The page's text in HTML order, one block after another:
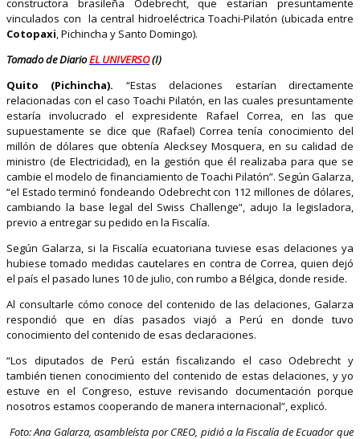
constructora brasileña Odebrecht, que estarían presuntamente
vinculados con la central hidroeléctrica Toachi-Pilatón (ubicada entre
Cotopaxi, Pichincha y Santo Domingo).
Tomado de DiarioEL UNIVERSO(I)
Quito (Pichincha). “Estas delaciones estarían directamente
relacionadas con el caso Toachi Pilatón, en las cuales presuntamente
estaría involucrado el expresidente Rafael Correa, en las que
supuestamente se dice que (Rafael) Correa tenía conocimiento del
millón de dólares que obtenía Alecksey Mosquera, en su calidad de
ministro (de Electricidad), en la gestión que él realizaba para que se
cambie el modelo de financiamiento de Toachi Pilatón”. Según Galarza,
“el Estado terminó fondeando Odebrecht con 112 millones de dólares,
cambiando la base legal del Swiss Challenge”, adujo la legisladora,
previo a entregar su pedido en la Fiscalía.
Según Galarza, si la Fiscalía ecuatoriana tuviese esas delaciones ya
hubiese tomado medidas cautelares en contra de Correa, quien dejó
el país el pasado lunes 10 de julio, con rumbo a Bélgica, donde reside.
Al consultarle cómo conoce del contenido de las delaciones, Galarza
respondió que en días pasados viajó a Perú en donde tuvo
conocimiento del contenido de esas declaraciones.
“Los diputados de Perú están fiscalizando el caso Odebrecht y
también tienen conocimiento del contenido de estas delaciones, y yo
estuve en el Congreso, estuve revisando documentación porque
nosotros estamos cooperando de manera internacional”, explicó.
Foto: Ana Galarza, asambleísta por CREO, pidió a la Fiscalía de Ecuador que